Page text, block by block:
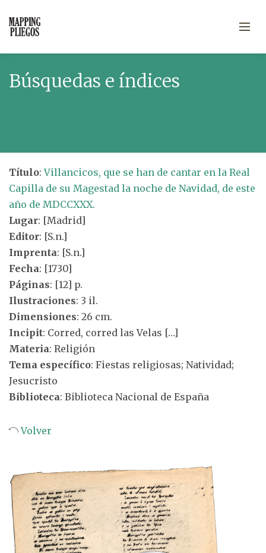
Búsquedas e índices
Título:Villancicos, que se han de cantar en la Real
Capilla de su Magestad la noche de Navidad, de este
año de MDCCXXX.
Lugar: [Madrid]
Editor: [S.n.]
Imprenta: [S.n.]
Fecha: [1730]
Páginas: [12] p.
Ilustraciones: 3 il.
Dimensiones: 26 cm.
Incipit: Corred, corred las Velas […]
Materia: Religión
Tema específico: Fiestas religiosas; Natividad;
Jesucristo
Biblioteca: Biblioteca Nacional de España
Volver